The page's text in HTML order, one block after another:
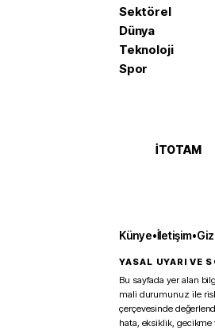
Sektörel
Dünya
Teknoloji
Spor
İTOTAM
Künye•İletişim•
YASAL UYARI VE
Bu sayfada yer alan
mali durumunuz ile
çerçevesinde
hata, eksiklik, gecikme